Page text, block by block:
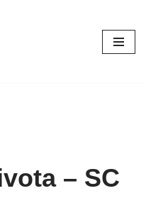
– SC